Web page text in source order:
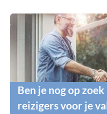
Ben je nog op
reizigers voor je